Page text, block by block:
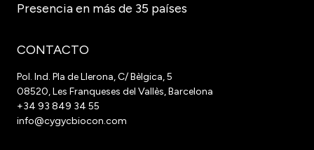
Presencia en más de 35 países
CONTACTO
Pol. Ind. Pla de Llerona, C/ Bèlgica, 5
08520, Les Franqueses del Vallès, Barcelona
+34 93 849 34 55
info@cygycbiocon.com